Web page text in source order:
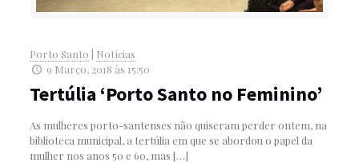
Porto Santo
Notícias
9 Março, 2018 às 15:50
Tertúlia ‘Porto Santo no Feminino’
As mulheres porto-santenses não quiseram perder ontem, na
biblioteca municipal, a tertúlia em que se abordou o papel da
mulher nos anos 50 e 60, mas […]